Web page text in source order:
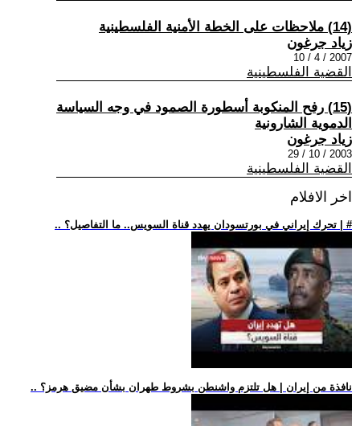
(14) ملاحظات على الخطة الأمنية الفلسطينية
زياد جرغون
2007 / 4 / 10
القضية الفلسطينية
(15) رفح المنكوبة أسطورة الصمود في وجه السياسة
الدموية الشارونية
زياد جرغون
2003 / 10 / 29
القضية الفلسطينية
اخر الافلام
.. تحرك إيراني في بورتسودان يهدد قناة السويس.. ما التفاصيل؟ | #
.. نافذة من إيران | هل تلتزم واشنطن بشروط طهران بشأن مضيق هرمز؟